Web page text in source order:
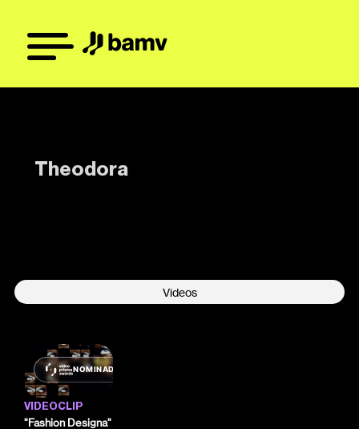
Theodora
Videos
NOMINADO
VIDEOCLIP
"Fashion Designa"